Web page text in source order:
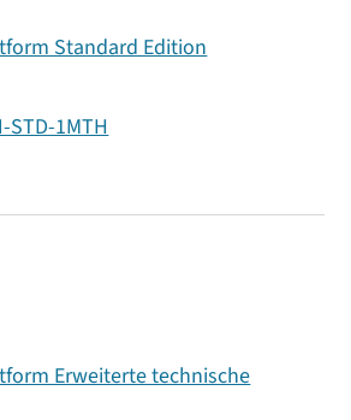
Standard Edition
STD-1MTH
Erweiterte technische